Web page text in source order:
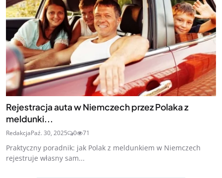
Rejestracja auta w Niemczech przez Polaka z
meldunki...
RedakcjaPaź. 30, 2025 0 71
Praktyczny poradnik: jak Polak z meldunkiem w Niemczech
rejestruje własny sam...